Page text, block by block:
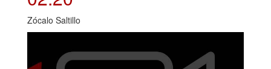
Zócalo Saltillo